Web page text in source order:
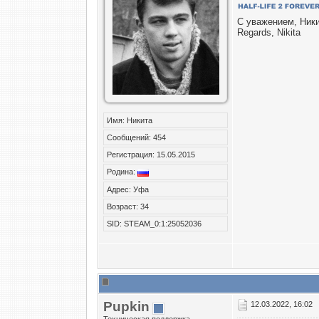
Имя: Никита
Сообщений: 454
Регистрация: 15.05.2015
Родина:
Адрес: Уфа
Возраст: 34
SID: STEAM_0:1:25052036
С уважением,
Regards, Nikita
Puрkin 12.03.2022, 16:02